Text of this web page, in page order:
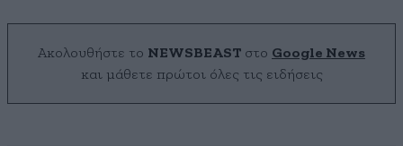
Ακολουθήστε το NEWSBEAST στο Google News
και μάθετε πρώτοι όλες τις ειδήσεις